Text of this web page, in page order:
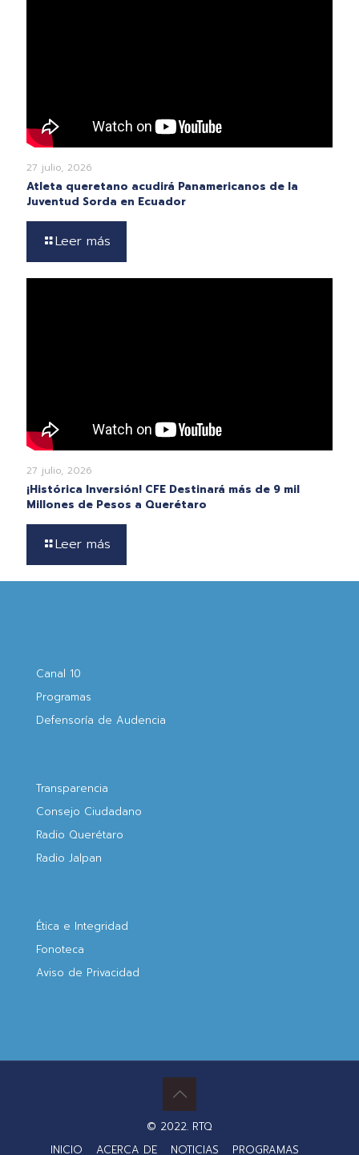
27 julio, 2026
Atleta queretano acudirá Panamericanos de la
Juventud Sorda en Ecuador
Leer más
27 julio, 2026
¡Histórica Inversión! CFE Destinará más de 9 mil
Millones de Pesos a Querétaro
Leer más
Canal 10
Programas
Defensoría de Audencia
Transparencia
Consejo Ciudadano
Radio Querétaro
Radio Jalpan
Ética e Integridad
Fonoteca
Aviso de Privacidad
© 2022. RTQ
INICIO
ACERCA DE NOTICIAS PROGRAMAS